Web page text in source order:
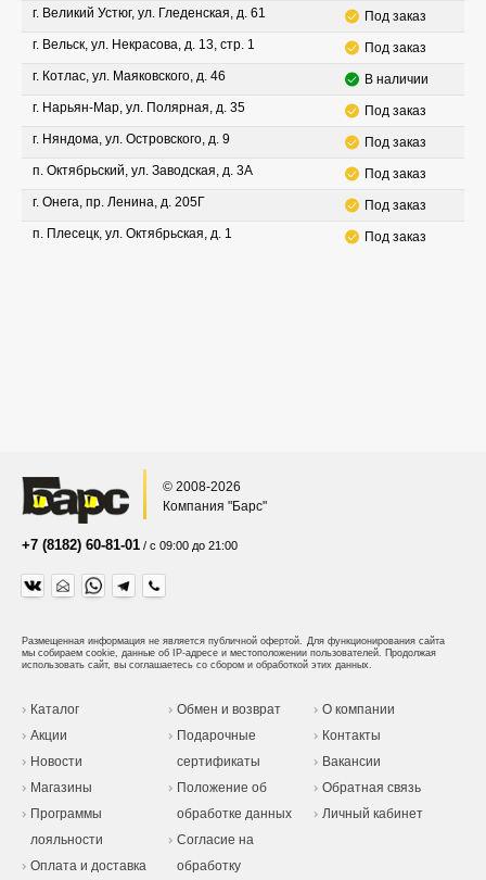
г. Великий Устюг, ул. Гледенская, д. 61
Под заказ
г. Вельск, ул. Некрасова, д. 13, стр. 1
Под заказ
г. Котлас, ул. Маяковского, д. 46
В наличии
г. Нарьян-Мар, ул. Полярная, д. 35
Под заказ
г. Няндома, ул. Островского, д. 9
Под заказ
п. Октябрьский, ул. Заводская, д. 3А
Под заказ
г. Онега, пр. Ленина, д. 205Г
Под заказ
п. Плесецк, ул. Октябрьская, д. 1
Под заказ
© 2008-2026
Компания "Барс"
+7 (8182) 60-81-01 / с 09:00 до 21:00
Размещенная информация не является публичной офертой. Для функционирования сайта
мы собираем cookie, данные об IP-адресе и местоположении пользователей. Продолжая
использовать сайт, вы соглашаетесь со сбором и обработкой этих данных.
Каталог
Акции
Новости
Магазины
Программы
лояльности
Оплата и доставка
Обмен и возврат
Подарочные
сертификаты
Положение об
обработке данных
Согласие на
обработку
О компании
Контакты
Вакансии
Обратная связь
Личный кабинет